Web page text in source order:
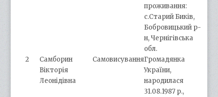
проживання:
с.Старий Биків,
Бобровицький р-
н, Чернігівська
обл.
2
Самборин
Вікторія
Леонідівна
СамовисуванняГромадянка
України,
народилася
31.08.1987 р.,